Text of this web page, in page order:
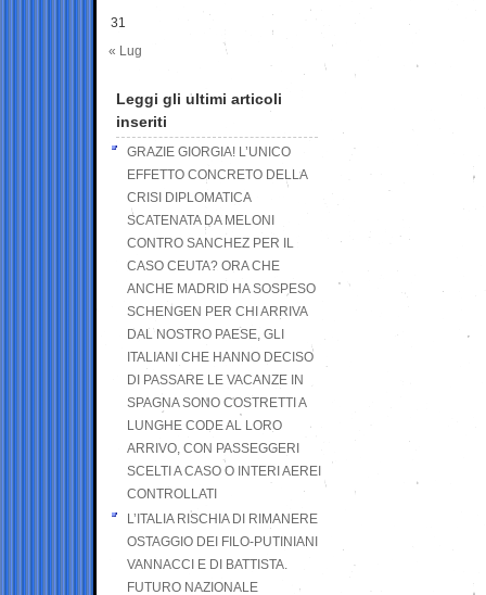
31
« Lug
Leggi gli ultimi articoli
inseriti
GRAZIE GIORGIA! L’UNICO
EFFETTO CONCRETO DELLA
CRISI DIPLOMATICA
SCATENATA DA MELONI
CONTRO SANCHEZ PER IL
CASO CEUTA? ORA CHE
ANCHE MADRID HA SOSPESO
SCHENGEN PER CHI ARRIVA
DAL NOSTRO PAESE, GLI
ITALIANI CHE HANNO DECISO
DI PASSARE LE VACANZE IN
SPAGNA SONO COSTRETTI A
LUNGHE CODE AL LORO
ARRIVO, CON PASSEGGERI
SCELTI A CASO O INTERI AEREI
CONTROLLATI
L’ITALIA RISCHIA DI RIMANERE
OSTAGGIO DEI FILO-PUTINIANI
VANNACCI E DI BATTISTA.
FUTURO NAZIONALE